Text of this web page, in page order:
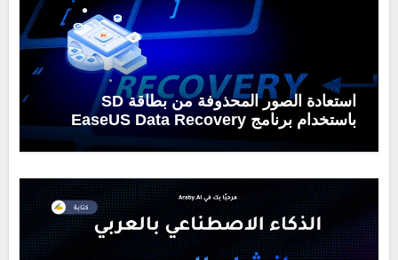
استعادة الصور المحذوفة من بطاقة SD
باستخدام برنامج EaseUS Data Recovery